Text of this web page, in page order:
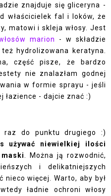
znajduje się gliceryna -
właścicielek fal i loków, że
matowi i skleja włosy. Jest
marion
- w składzie
hydrolizowana keratyna.
część pisze, że bardzo
nie znalazłam godnej
w formie sprayu - jeśli
łazience - dajcie znać :)
raz do punktu drugiego :)
używać niewielkiej ilości
. Można ją rozwodnić,
i delikatniejszych
więcej. Warto, aby był
ładnie ochroni włosy